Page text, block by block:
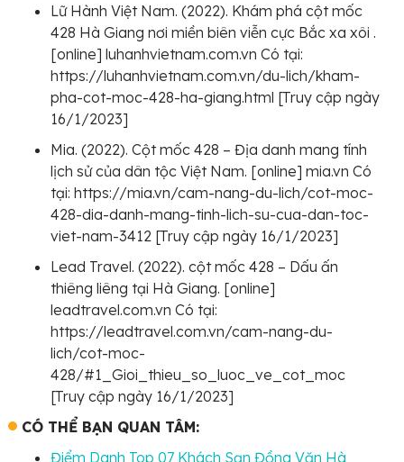
Lữ Hành Việt Nam. (2022). Khám phá cột mốc
428 Hà Giang nơi miền biên viễn cực Bắc xa xôi .
[online] luhanhvietnam.com.vn Có tại:
https://luhanhvietnam.com.vn/du-lich/kham-
pha-cot-moc-428-ha-giang.html [Truy cập ngày
16/1/2023]
Mia. (2022). Cột mốc 428 – Địa danh mang tính
lịch sử của dân tộc Việt Nam. [online] mia.vn Có
tại: https://mia.vn/cam-nang-du-lich/cot-moc-
428-dia-danh-mang-tinh-lich-su-cua-dan-toc-
viet-nam-3412 [Truy cập ngày 16/1/2023]
Lead Travel. (2022). cột mốc 428 – Dấu ấn
thiêng liêng tại Hà Giang. [online]
leadtravel.com.vn Có tại:
https://leadtravel.com.vn/cam-nang-du-
lich/cot-moc-
428/#1_Gioi_thieu_so_luoc_ve_cot_moc
[Truy cập ngày 16/1/2023]
CÓ THỂ BẠN QUAN TÂM:
Điểm Danh Top 07 Khách Sạn Đồng Văn Hà